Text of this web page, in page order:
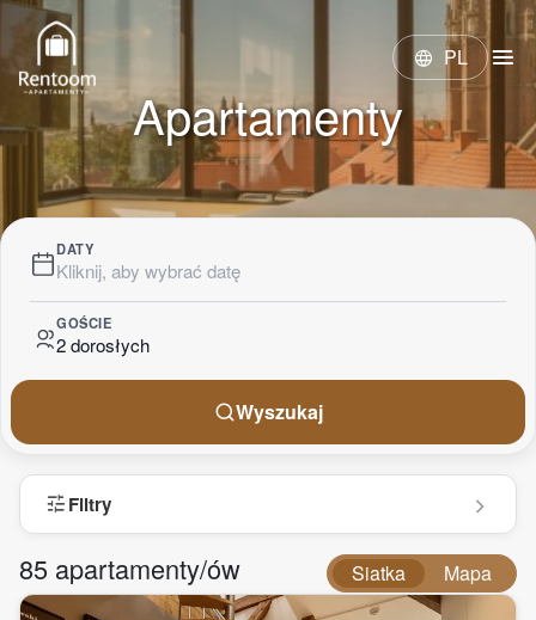
language PL menu
Apartamenty
DATY
Kliknij, aby wybrać datę
GOŚCIE
2 dorosłych
Wyszukaj
tuneFiltry
85 apartamenty/ów Siatka Mapa